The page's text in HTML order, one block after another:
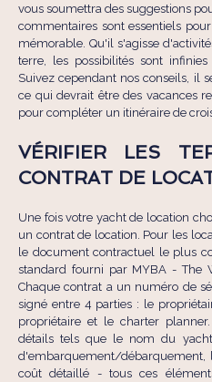
vous soumettra des suggestions
commentaires sont essentiels
mémorable. Qu'il s'agisse
terre, les possibilités sont
Suivez cependant nos conseils, il
ce qui devrait être des vacances
pour compléter un itinéraire de
VÉRIFIER LES
CONTRAT DE
Une fois votre yacht de location
un contrat de location. Pour les
le document contractuel le plus
standard fourni par MYBA - The
Chaque contrat a un numéro de
signé entre 4 parties : le
propriétaire et le charter
détails tels que le nom du
d'embarquement/débarquement,
coût détaillé - tous ces